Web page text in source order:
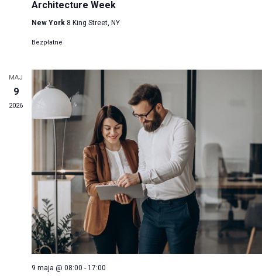
Architecture Week
New York 8 King Street, NY
Bezpłatne
MAJ
9
2026
9 maja @ 08:00 - 17:00